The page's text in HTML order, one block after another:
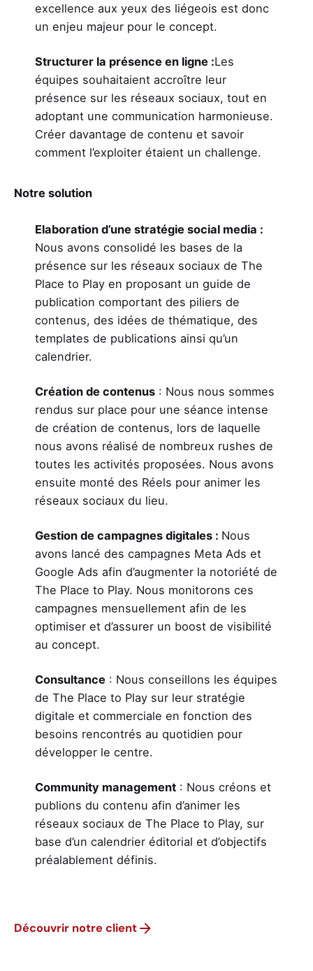
excellence aux yeux des liégeois est donc
un enjeu majeur pour le concept.
Structurer la présence en ligne :Les
équipes souhaitaient accroître leur
présence sur les réseaux sociaux, tout en
adoptant une communication harmonieuse.
Créer davantage de contenu et savoir
comment l’exploiter étaient un challenge.
Notre solution
Elaboration d’une stratégie social media :
Nous avons consolidé les bases de la
présence sur les réseaux sociaux de The
Place to Play en proposant un guide de
publication comportant des piliers de
contenus, des idées de thématique, des
templates de publications ainsi qu’un
calendrier.
Création de contenus : Nous nous sommes
rendus sur place pour une séance intense
de création de contenus, lors de laquelle
nous avons réalisé de nombreux rushes de
toutes les activités proposées. Nous avons
ensuite monté des Réels pour animer les
réseaux sociaux du lieu.
Gestion de campagnes digitales : Nous
avons lancé des campagnes Meta Ads et
Google Ads afin d’augmenter la notoriété de
The Place to Play. Nous monitorons ces
campagnes mensuellement afin de les
optimiser et d’assurer un boost de visibilité
au concept.
Consultance : Nous conseillons les équipes
de The Place to Play sur leur stratégie
digitale et commerciale en fonction des
besoins rencontrés au quotidien pour
développer le centre.
Community management : Nous créons et
publions du contenu afin d’animer les
réseaux sociaux de The Place to Play, sur
base d’un calendrier éditorial et d’objectifs
préalablement définis.
Découvrir notre client